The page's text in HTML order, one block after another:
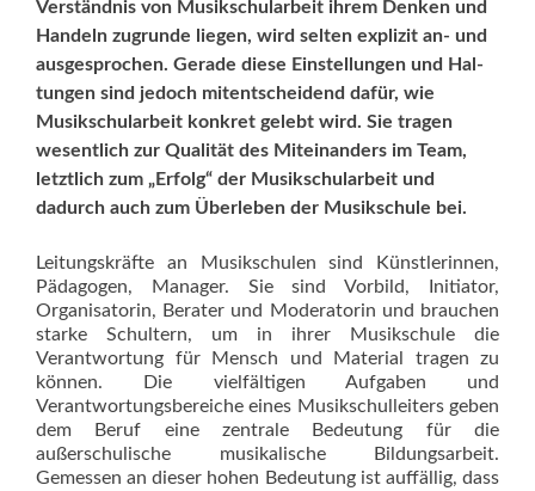
Verständnis von Musik­schularbeit ihrem Denken und
Handeln zugrunde ­liegen, wird selten explizit an- und
ausgesprochen. Gerade diese Einstellungen und Hal­
tungen sind jedoch mitentscheidend dafür, wie
Musikschularbeit konkret gelebt wird. Sie tragen
wesentlich zur Qualität des Miteinanders im Team,
letztlich zum „Erfolg“ der Musik­schul­arbeit und
dadurch auch zum Überleben der Musikschule bei.
Leitungskräfte an Musikschulen sind Künstlerinnen,
Pädagogen, Manager. Sie sind Vorbild, Initiator,
Organisatorin, Berater und Moderatorin und brauchen
starke Schultern, um in ihrer Musikschule die
Verantwortung für Mensch und Material tragen zu
können. Die vielfältigen Aufgaben und
Verantwortungsbereiche eines Musikschulleiters geben
dem Beruf eine zentrale Bedeutung für die
außerschulische musikalische Bildungsarbeit.
Gemessen an dieser hohen Bedeutung ist auffällig, dass